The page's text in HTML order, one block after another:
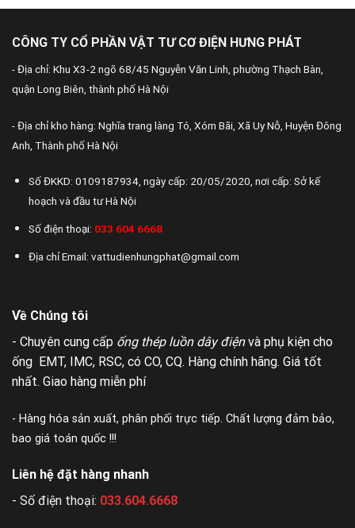
CÔNG TY CỔ PHẦN VẬT TƯ CƠ ĐIỆN HƯNG PHÁT
- Địa chỉ: Khu X3-2 ngõ 68/45 Nguyễn Văn Linh, phường Thạch Bàn,
quận Long Biên, thành phố Hà Nội
- Địa chỉ kho hàng: Nghĩa trang làng Tó, Xóm Bãi, Xã Uy Nỗ, Huyện Đông
Anh, Thành phố Hà Nội
Số ĐKKD: 0109187934, ngày cấp: 20/05/2020, nơi cấp: Sở kế
hoạch và đầu tư Hà Nội
Số điện thoại: 033 604 6668
Địa chỉ Email: vattudienhungphat@gmail.com
Về Chúng tôi
- Chuyên cung cấp ống thép luồn dây điệnvà phụ kiện cho
ống EMT, IMC, RSC, có CO, CQ. Hàng chính hãng. Giá tốt
nhất. Giao hàng miễn phí
- Hàng hóa sản xuất, phân phối trực tiếp. Chất lượng đảm bảo,
bao giá toán quốc !!!
Liên hệ đặt hàng nhanh
- Số điện thoại: 033.604.6668